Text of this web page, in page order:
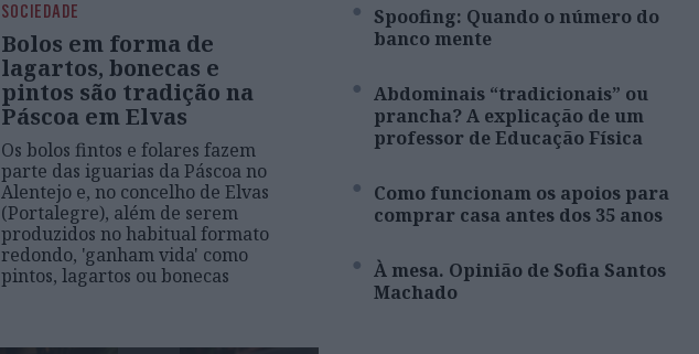
SOCIEDADE
Bolos em forma de
lagartos, bonecas e
pintos são tradição na
Páscoa em Elvas
Os bolos fintos e folares fazem
parte das iguarias da Páscoa no
Alentejo e, no concelho de Elvas
(Portalegre), além de serem
produzidos no habitual formato
redondo, 'ganham vida' como
pintos, lagartos ou bonecas
Spoofing: Quando o número do
banco mente
Abdominais “tradicionais” ou
prancha? A explicação de um
professor de Educação Física
Como funcionam os apoios para
comprar casa antes dos 35 anos
À mesa. Opinião de Sofia Santos
Machado